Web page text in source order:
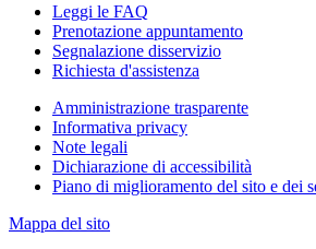
Leggi le FAQ
Prenotazione appuntamento
Segnalazione disservizio
Richiesta d'assistenza
Amministrazione trasparente
Informativa privacy
Note legali
Dichiarazione di accessibilità
Piano di miglioramento del sito e dei
Mappa del sito